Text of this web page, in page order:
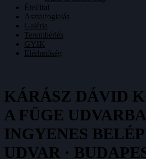
Étel/Ital
Asztalfoglalás
Galéria
Terembérlés
GYIK
Elérhetőség
KÁRÁSZ DÁVID
A FÜGE
INGYENES
UDVAR ·